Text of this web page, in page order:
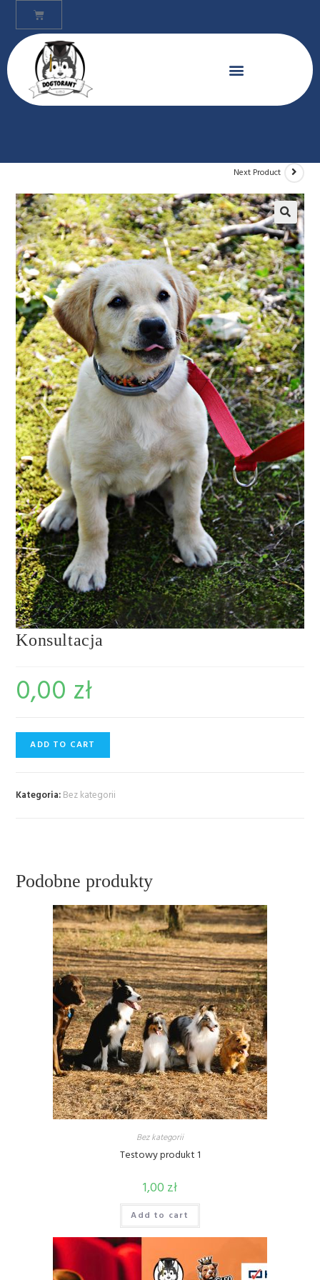
Next Product
🔍
Konsultacja
0,00 zł
ADD TO CART
Kategoria:Bez kategorii
Podobne produkty
Bez kategorii
Testowy produkt 1
1,00 zł
Add to cart